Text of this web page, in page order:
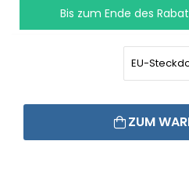
Bis zum Ende des
ZUM